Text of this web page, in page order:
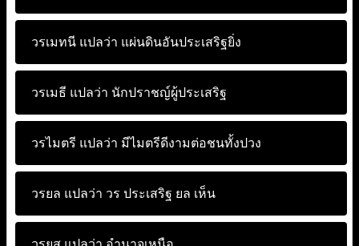
วรเมทนี แปลว่า แผ่นดินอันประเสริฐยิ่ง
วรเมธี แปลว่า นักปราชญ์ผู้ประเสริฐ
วรไมตรี แปลว่า มีไมตรีดีงามต่อชนทั้งปวง
วรยล แปลว่า วร ประเสริฐ ยล เห็น